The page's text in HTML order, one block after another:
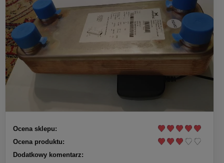
Ocena sklepu:
Ocena produktu:
Dodatkowy komentarz: